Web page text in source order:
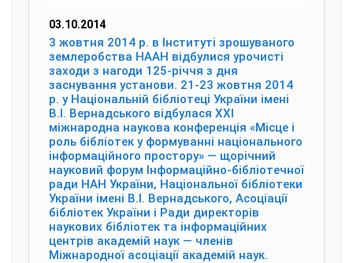
03.10.2014
3 жовтня 2014 р. в Інституті зрошуваного
землеробства НААН відбулися урочисті
заходи з нагоди 125-річчя з дня
заснування установи. 21-23 жовтня 2014
р. у Національній бібліотеці України імені
В.І. Вернадського відбулася ХХІ
міжнародна наукова конференція «Місце і
роль бібліотек у формуванні національного
інформаційного простору» — щорічний
науковий форум Інформаційно-бібліотечної
ради НАН України, Національної бібліотеки
України імені В.І. Вернадського, Асоціації
бібліотек України і Ради директорів
наукових бібліотек та інформаційних
центрів академій наук — членів
Міжнародної асоціації академій наук.